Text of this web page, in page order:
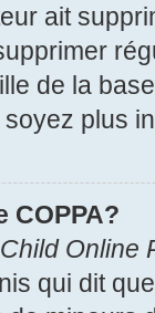
ait
de la
plus
COPPA?
Child Online
qui dit